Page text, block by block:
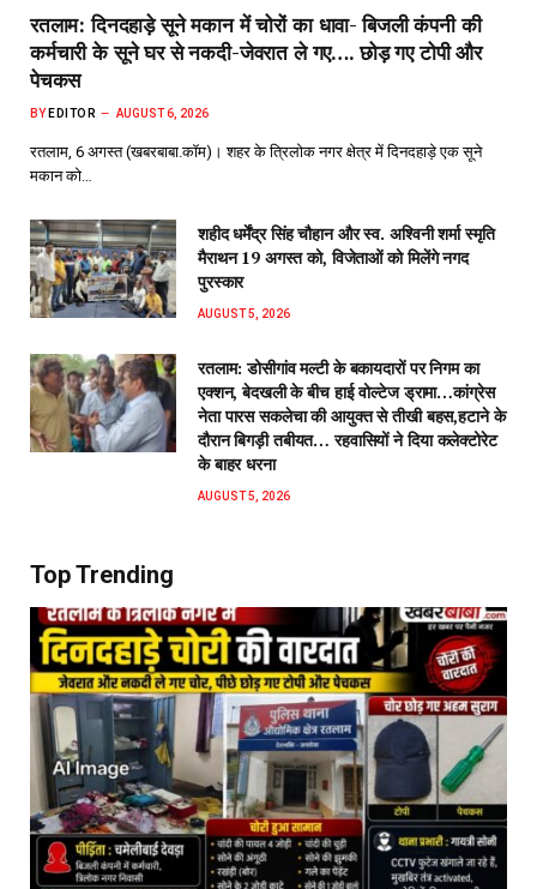
रतलाम: दिनदहाड़े सूने मकान में चोरों का धावा- बिजली कंपनी की
कर्मचारी के सूने घर से नकदी-जेवरात ले गए…. छोड़ गए टोपी और
पेचकस
BY EDITOR AUGUST 6, 2026
रतलाम, 6 अगस्त (खबरबाबा.कॉम)। शहर के त्रिलोक नगर क्षेत्र में दिनदहाड़े एक सूने
मकान को…
शहीद धर्मेंद्र सिंह चौहान और स्व. अश्विनी शर्मा स्मृति
मैराथन 19 अगस्त को, विजेताओं को मिलेंगे नगद
पुरस्कार
AUGUST 5, 2026
रतलाम: डोसीगांव मल्टी के बकायदारों पर निगम का
एक्शन, बेदखली के बीच हाई वोल्टेज ड्रामा…कांग्रेस
नेता पारस सकलेचा की आयुक्त से तीखी बहस,हटाने के
दौरान बिगड़ी तबीयत… रहवासियों ने दिया कलेक्टोरेट
के बाहर धरना
AUGUST 5, 2026
Top Trending